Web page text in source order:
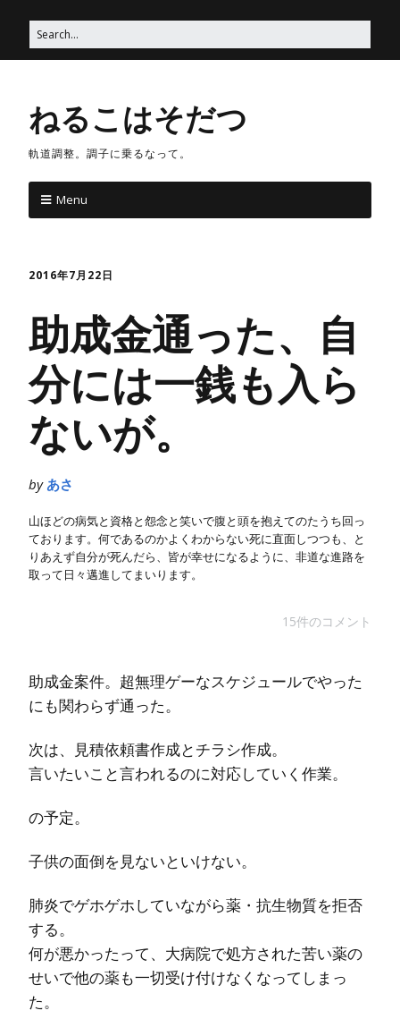
ねるこはそだつ
軌道調整。調子に乗るなって。
Menu
2016年7月22日
助成金通った、自
分には一銭も入ら
ないが。
by あさ
山ほどの病気と資格と怨念と笑いで腹と頭を抱えてのたうち回っ
ております。何であるのかよくわからない死に直面しつつも、と
りあえず自分が死んだら、皆が幸せになるように、非道な進路を
取って日々邁進してまいります。
15件のコメント
助成金案件。超無理ゲーなスケジュールでやった
にも関わらず通った。
次は、見積依頼書作成とチラシ作成。
言いたいこと言われるのに対応していく作業。
の予定。
子供の面倒を見ないといけない。
肺炎でゲホゲホしていながら薬・抗生物質を拒否
する。
何が悪かったって、大病院で処方された苦い薬の
せいで他の薬も一切受け付けなくなってしまっ
た。